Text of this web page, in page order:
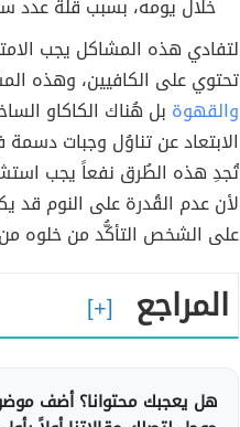
خلال يومه، بسبب قلة عدد
لتفادي هذه المشاكل يجب
تحتوي على الكافيين، وهذه
والقهوة بل هُناك الكاكاو
الابتعاد عن تناوُل وجبات
تُجدِ هذه الطُرق نفعاً يجب
لأن عدم القُدرة على النوم قد
على الشخص التأكُّد من خلوه
المراجع
هل يعجبك محتوانا؟ أضف